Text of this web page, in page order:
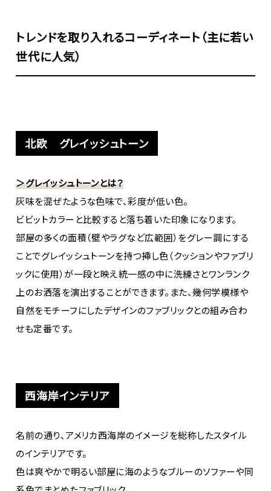
トレンドを取り入れるコーディネート（主に若い
世代に人気）
北欧 グレイッシュトーン
＞グレイッシュトーンとは？
灰味を混ぜたような色味で、彩度が低い色。
ビビットカラーと比較すると落ち着いた印象になります。
部屋の多くの面積（壁やラグなど広範囲）をグレー調にする
ことでグレイッシュトーンを持つ挿し色（クッションやファブリ
ックに使用）が一段と映え統一感の中に洗練さとワンランク
上のお洒落を演出することができます。また、幾何学模様や
自然をモチーフにしたデザインのファブリックとの組み合わ
せも定番です。
西海岸インテリア
名前の通り、アメリカ西海岸のイメージを総称したスタイル
のインテリアです。
色は爽やかで明るい部屋に海のようなブルーのソファーや同